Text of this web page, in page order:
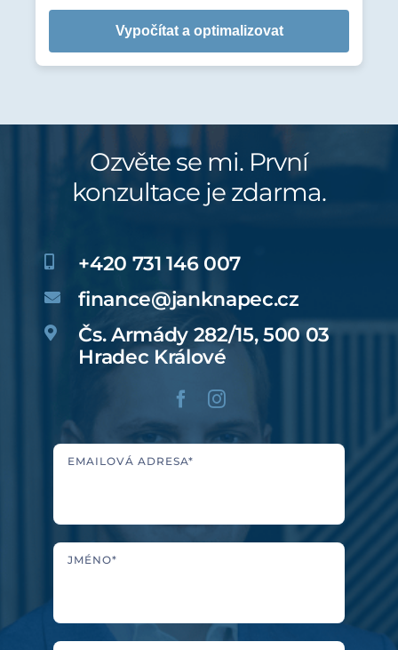
Vypočítat a optimalizovat
Ozvěte se mi. První
konzultace je zdarma.
+420 731 146 007
finance@janknapec.cz
Čs. Armády 282/15, 500 03
Hradec Králové
EMAILOVÁ ADRESA*
JMÉNO*